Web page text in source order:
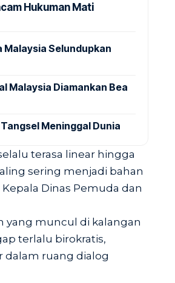
Hukuman Mati
Malaysia Selundupkan
Malaysia Diamankan Bea
Meninggal Dunia
terasa linear hingga
sering menjadi bahan
Dinas Pemuda dan
yang muncul di kalangan
terlalu birokratis,
dalam ruang dialog